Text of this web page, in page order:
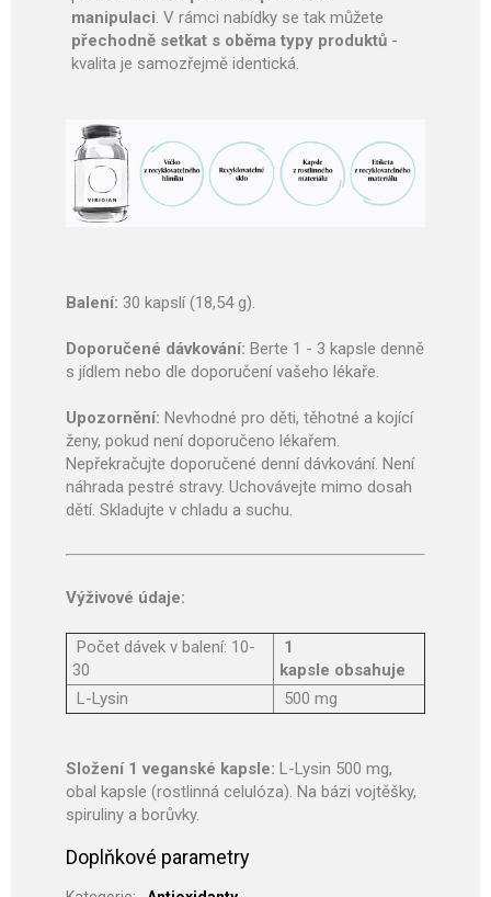
manipulaci. V rámci nabídky se tak můžete
přechodně setkat s oběma typy produktů -
kvalita je samozřejmě identická.
Balení: 30 kapslí (18,54 g).
Doporučené dávkování: Berte 1 - 3 kapsle denně
s jídlem nebo dle doporučení vašeho lékaře.
Upozornění: Nevhodné pro děti, těhotné a kojící
ženy, pokud není doporučeno lékařem.
Nepřekračujte doporučené denní dávkování. Není
náhrada pestré stravy. Uchovávejte mimo dosah
dětí. Skladujte v chladu a suchu.
Výživové údaje:
Počet dávek v balení: 10-
30
1
kapsle obsahuje
L-Lysin
500 mg
Složení 1 veganské kapsle: L-Lysin 500 mg,
obal kapsle (rostlinná celulóza). Na bázi vojtěšky,
spiruliny a borůvky.
Doplňkové parametry